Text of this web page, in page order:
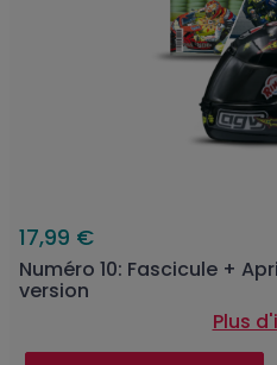
17,99 €
Numéro 10: Fascicule +
version
Plus